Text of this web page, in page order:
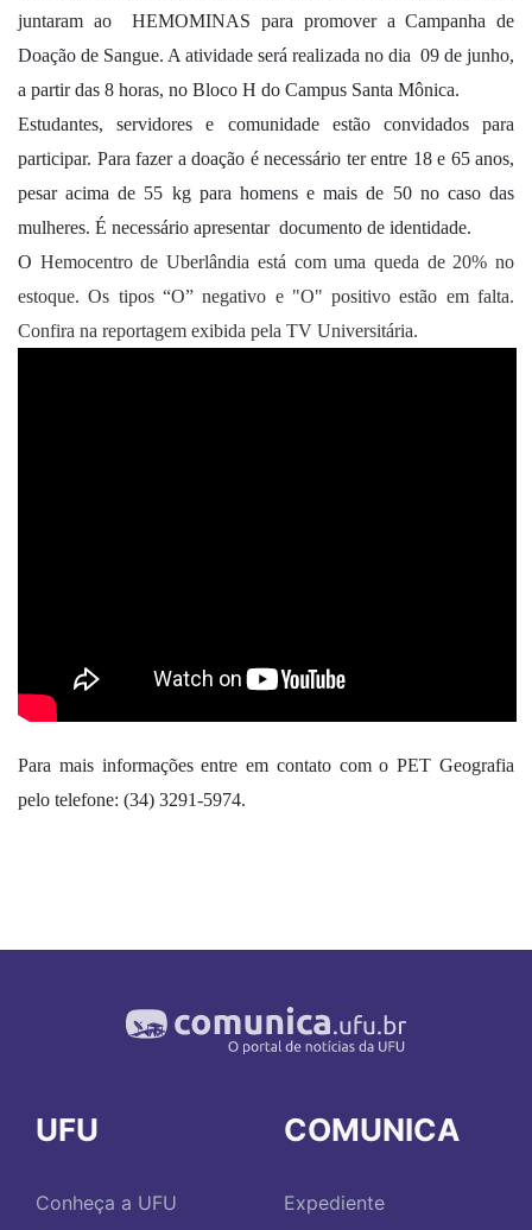
juntaram ao  HEMOMINAS para promover a Campanha de
Doação de Sangue. A atividade será realizada no dia  09 de junho,
a partir das 8 horas, no Bloco H do Campus Santa Mônica.
Estudantes, servidores e comunidade estão convidados para
participar. Para fazer a doação é necessário ter entre 18 e 65 anos,
pesar acima de 55 kg para homens e mais de 50 no caso das
mulheres. É necessário apresentar  documento de identidade.
O Hemocentro de Uberlândia está com uma queda de 20% no
estoque. Os tipos “O” negativo e "O" positivo estão em falta.
Confira na reportagem exibida pela TV Universitária.
Para mais informações entre em contato com o PET Geografia
pelo telefone: (34) 3291-5974.
UFU
Conheça a UFU
COMUNICA
Expediente